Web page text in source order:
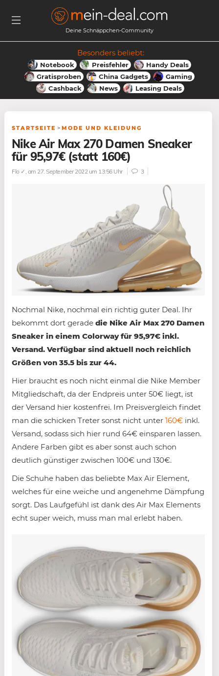
Deine Schnäppchen-Community
Besonders beliebt:
Notebook Preisfehler
Handy Deals
Gratisproben
China Gadgets
Gaming
Cashback
News Leasing Deals
STARTSEITE > MODE UND KLEIDUNG
Nike Air Max 270 Damen Sneaker
für 95,97€ (statt 160€)
Flo ✓ , am 27. September 2022 um 13:56 Uhr 3
Nochmal Nike, nochmal ein richtig guter Deal. Ihr
bekommt dort gerade die Nike Air Max 270 Damen
Sneaker in einem Colorway für 95,97€ inkl.
Versand. Verfügbar sind aktuell noch reichlich
Größen von 35.5 bis zur 44.
Hier braucht es noch nicht einmal die Nike Member
Mitgliedschaft, da der Endpreis unter 50€ liegt, ist
der Versand hier kostenfrei. Im Preisvergleich findet
man die schicken Treter sonst nicht unter 160€ inkl.
Versand, sodass sich hier rund 64€ einsparen lassen.
Andere Farben gibt es aber sonst auch schon
deutlich günstiger zwischen 100€ und 130€.
Die Schuhe haben das beliebte Max Air Element,
welches für eine weiche und angenehme Dämpfung
sorgt. Das Laufgefühl ist dank des Air Max Elements
echt super weich, muss man mal erlebt haben.